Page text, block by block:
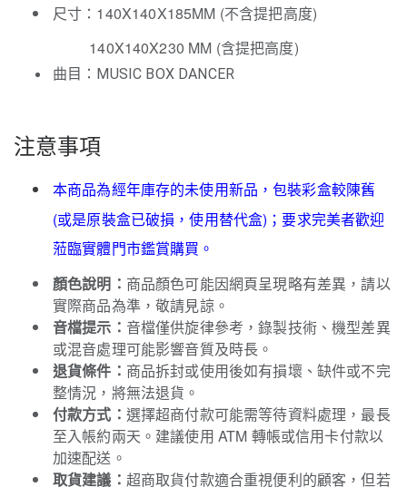
尺寸：140X140X185MM (不含提把高度)
140X140X230 MM (含提把高度)
曲目： MUSIC BOX DANCER
注意事項
本商品為經年庫存的未使用新品，包裝彩盒較陳舊
(或是原裝盒已破損，使用替代盒) ；要求完美者歡迎
蒞臨實體門市鑑賞購買。
顏色說明： 商品顏色可能因網頁呈現略有差異，請以
實際商品為準，敬請見諒。
音檔提示： 音檔僅供旋律參考，錄製技術、機型差異
或混音處理可能影響音質及時長。
退貨條件： 商品拆封或使用後如有損壞、缺件或不完
整情況，將無法退貨。
付款方式： 選擇超商付款可能需等待資料處理，最長
至入帳約兩天。建議使用 ATM 轉帳或信用卡付款以
加速配送。
取貨建議： 超商取貨付款適合重視便利的顧客，但若